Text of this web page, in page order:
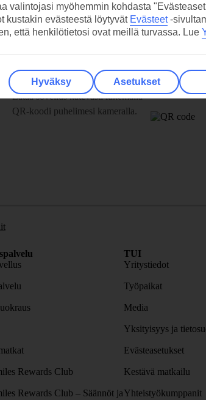
TUI-sovellus nyt!
Lataa sovellus kätevästi lukemalla
QR-koodi puhelimesi kameralla.
Rewards Club
Rewards Club – Säännöt ja
TUI
Yritystiedot
Työpaikat
Media
Yksityisyys ja
Evästeasetukset
Kestävä matkailu
Yhteistyökumppanit
valintojasi myöhemmin kohdasta
kustakin evästeestä löytyvät Evästeet-
että henkilötietosi ovat meillä turvassa. Lue
Hyväksy Asetukset